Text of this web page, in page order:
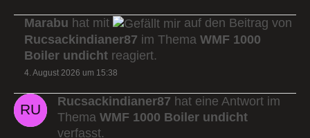
Marabu hat mit
auf den Beitrag von
Rucsackindianer87 im Thema WMF 1000
Boiler undicht reagiert.
4. August 2026 um 15:38
Rucsackindianer87 hat eine Antwort im
Thema WMF 1000 Boiler undicht
verfasst.